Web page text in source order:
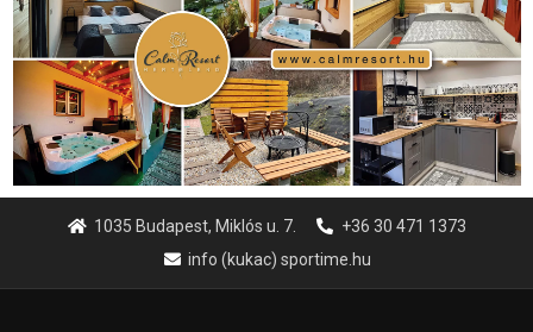
1035 Budapest, Miklós u. 7.
+36 30 471 1373
info (kukac) sportime.hu